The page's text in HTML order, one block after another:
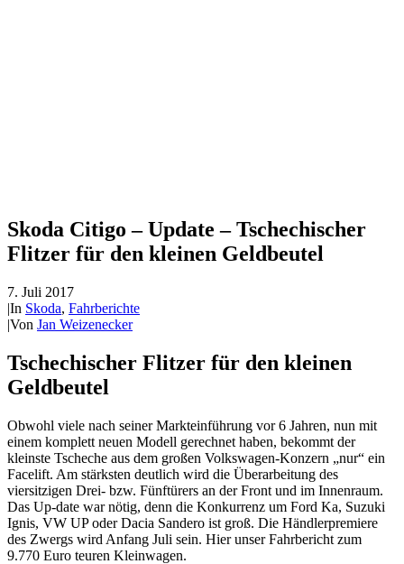
Skoda Citigo – Update – Tschechischer
Flitzer für den kleinen Geldbeutel
7. Juli 2017
|In Skoda, Fahrberichte
|Von Jan Weizenecker
Tschechischer Flitzer für den kleinen
Geldbeutel
Obwohl viele nach seiner Markteinführung vor 6 Jahren, nun mit
einem komplett neuen Modell gerechnet haben, bekommt der
kleinste Tscheche aus dem großen Volkswagen-Konzern „nur“ ein
Facelift. Am stärksten deutlich wird die Überarbeitung des
viersitzigen Drei- bzw. Fünftürers an der Front und im Innenraum.
Das Up-date war nötig, denn die Konkurrenz um Ford Ka, Suzuki
Ignis, VW UP oder Dacia Sandero ist groß. Die Händlerpremiere
des Zwergs wird Anfang Juli sein. Hier unser Fahrbericht zum
9.770 Euro teuren Kleinwagen.